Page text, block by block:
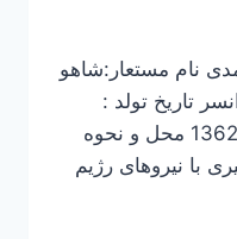
نام مستعار:شاهو
تاریخ تولد :
1339 تاریخ جانباختن :1362.12.16 محل و نحوه
با نیروهای رژیم